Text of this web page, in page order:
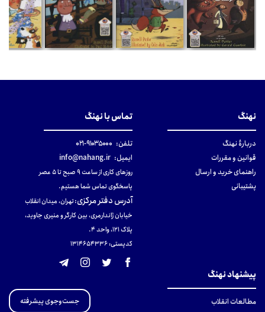
نهنگ
دربارهٔ نهنگ
قوانین و مقررات
راهنمای خرید و ارسال
پشتیبانی
تماس با نهنگ
تلفن: ۹۱۰۳۵۰۰۰-۰۲۱
ایمیل: info@nahang.ir
روزهای کاری از ساعت ۹ صبح تا ۵ عصر
پاسخگوی تماس شما هستیم.
آدرس دفتر مرکزی:تهران، میدان انقلاب
خیابان ژاندارمری، بین کارگر و منیری جاوید،
پلاک 121، واحد ۴.
کدپستی: 131465433۶
پیشنهاد نهنگ
مطالعات انقلاب
جست‌وجوی پیشرفته